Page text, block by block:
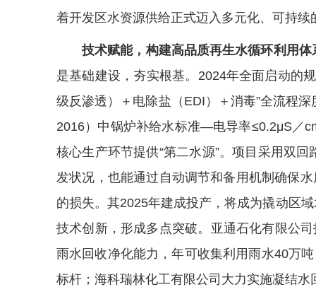
着开发区水资源供给正式迈入多元化、可持续
技术赋能，构建高品质再生水循环利用体
是基础建设，夯实根基。2024年全面启动的
级反渗透）＋电除盐（EDI）＋消毒”全流程
2016）中锅炉补给水标准—电导率≤0.2μS／
核心生产环节提供“第二水源”。项目采用双
发状况，也能通过自动调节和备用机制确保
的损失。其2025年建成投产，将成为撬动区
技术创新，形成多点突破。亚通石化有限公
雨水回收净化能力，年可收集利用雨水40万
标杆；海科瑞林化工有限公司大力实施凝结